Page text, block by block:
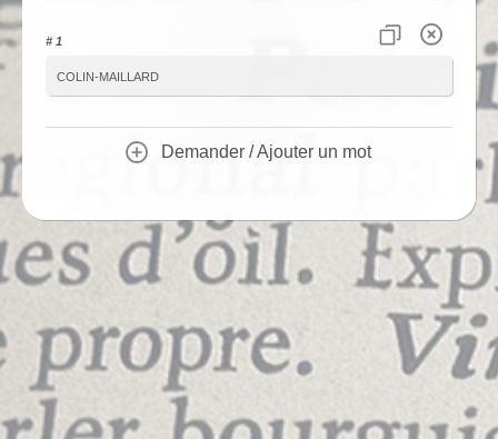
# 1
colin-maillard
Demander / Ajouter un mot